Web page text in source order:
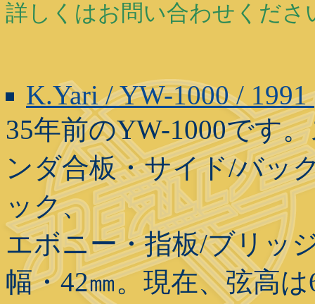
詳しくはお問い合わせくださ
K.Yari / YW-1000 / 1991
35年前のYW-1000です
ンダ合板・サイド/バッ
ック、
エボニー・指板/ブリッ
幅・42㎜。現在、弦高